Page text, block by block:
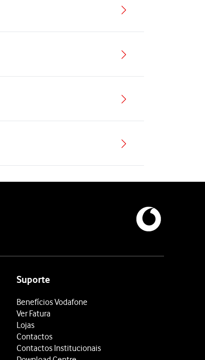
Suporte
Benefícios Vodafone
Ver Fatura
Lojas
Contactos
Contactos Institucionais